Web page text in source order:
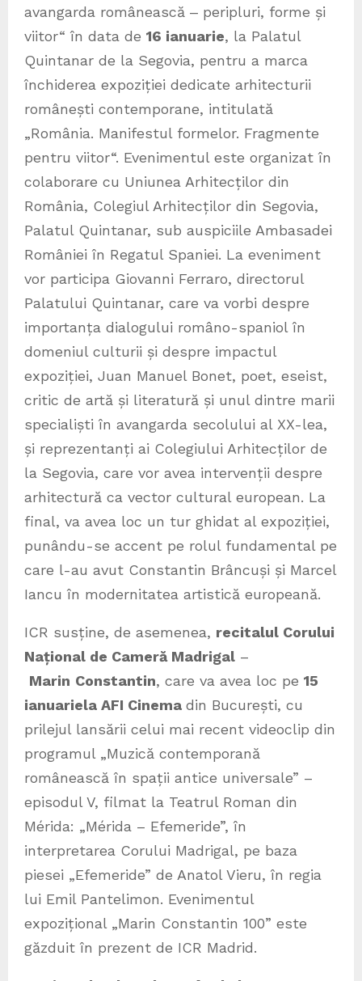
avangarda românească ‒ peripluri, forme și
viitor“ în data de 16 ianuarie, la Palatul
Quintanar de la Segovia, pentru a marca
închiderea expoziției dedicate arhitecturii
românești contemporane, intitulată
„România. Manifestul formelor. Fragmente
pentru viitor“. Evenimentul este organizat în
colaborare cu Uniunea Arhitecților din
România, Colegiul Arhitecților din Segovia,
Palatul Quintanar, sub auspiciile Ambasadei
României în Regatul Spaniei. La eveniment
vor participa Giovanni Ferraro, directorul
Palatului Quintanar, care va vorbi despre
importanța dialogului româno-spaniol în
domeniul culturii și despre impactul
expoziției, Juan Manuel Bonet, poet, eseist,
critic de artă și literatură și unul dintre marii
specialiști în avangarda secolului al XX-lea,
și reprezentanți ai Colegiului Arhitecților de
la Segovia, care vor avea intervenții despre
arhitectură ca vector cultural european. La
final, va avea loc un tur ghidat al expoziției,
punându-se accent pe rolul fundamental pe
care l-au avut Constantin Brâncuși și Marcel
Iancu în modernitatea artistică europeană.
ICR susține, de asemenea, recitalul Corului
Național de Cameră Madrigal –
Marin Constantin, care va avea loc pe 15
ianuariela AFI Cinema din București, cu
prilejul lansării celui mai recent videoclip din
programul „Muzică contemporană
românească în spații antice universale” –
episodul V, filmat la Teatrul Roman din
Mérida: „Mérida – Efemeride”, în
interpretarea Corului Madrigal, pe baza
piesei „Efemeride” de Anatol Vieru, în regia
lui Emil Pantelimon. Evenimentul
expozițional „Marin Constantin 100” este
găzduit în prezent de ICR Madrid.